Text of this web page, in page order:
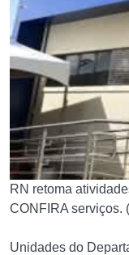
RN retoma
CONFIRA serviços.
Unidades do